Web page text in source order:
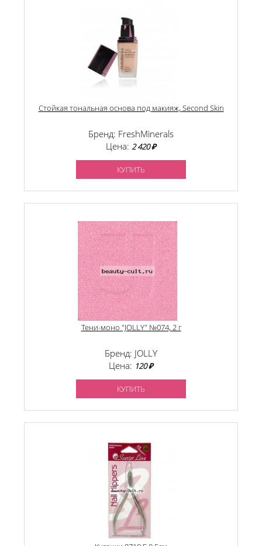
Стойкая тональная основа под макияж, Second Skin
Бренд: FreshMinerals
Цена: 2 420 ₽
КУПИТЬ
Тени-моно "JOLLY" №074, 2 г
Бренд: JOLLY
Цена: 120 ₽
КУПИТЬ